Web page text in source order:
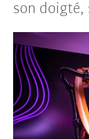
son doigté,